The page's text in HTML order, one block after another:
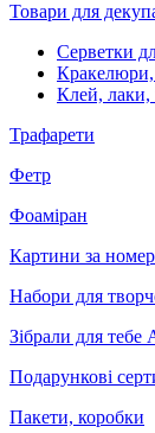
Товари для
Серветки
Кракелюри,
Клей, лаки,
Трафарети
Фетр
Фоаміран
Картини за
Набори для
Зібрали для тебе
Подарункові
Пакети, коробки